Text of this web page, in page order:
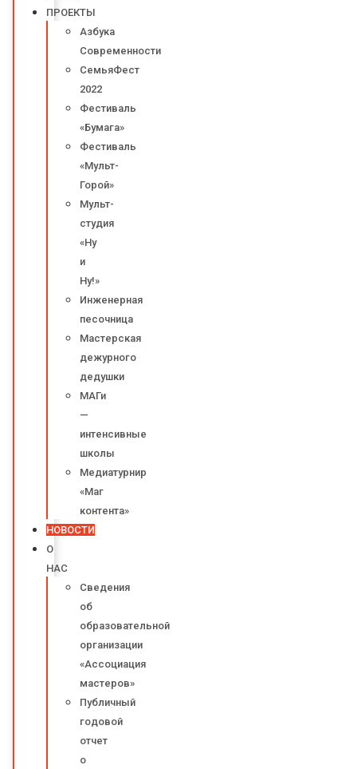
ПРОЕКТЫ
Азбука
Современности
СемьяФест
2022
Фестиваль
«Бумага»
Фестиваль
«Мульт-
Горой»
Мульт-
студия
«Ну
и
Ну!»
Инженерная
песочница
Мастерская
дежурного
дедушки
МАГи
—
интенсивные
школы
Медиатурнир
«Маг
контента»
НОВОСТИ
О
НАС
Сведения
об
образовательной
организации
«Ассоциация
мастеров»
Публичный
годовой
отчет
о